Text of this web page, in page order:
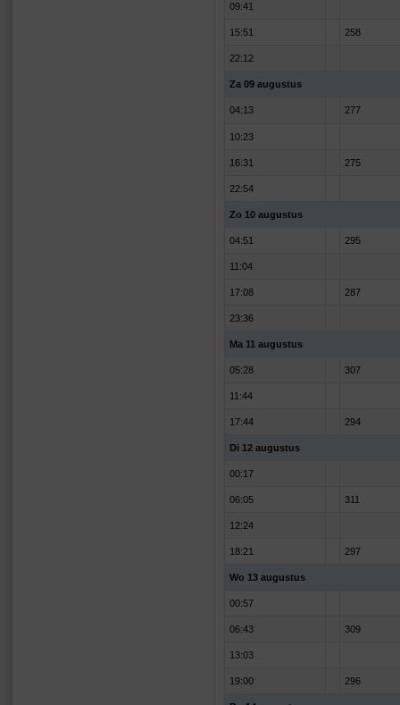
09:41
15:51 258
22:12
Za 09 augustus
04:13 277
10:23
16:31 275
22:54
Zo 10 augustus
04:51 295
11:04
17:08 287
23:36
Ma 11 augustus
05:28 307
11:44
17:44 294
Di 12 augustus
00:17
06:05 311
12:24
18:21 297
Wo 13 augustus
00:57
06:43 309
13:03
19:00 296